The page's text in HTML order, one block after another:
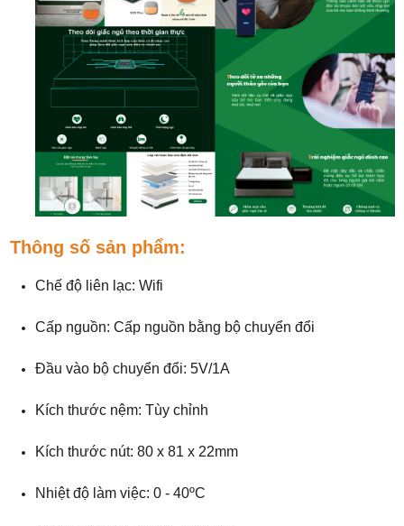
Thông số sản phẩm:
Chế độ liên lạc: Wifi
Cấp nguồn: Cấp nguồn bằng bộ chuyển đổi
Đầu vào bộ chuyển đổi: 5V/1A
Kích thước nệm: Tùy chỉnh
Kích thước nút: 80 x 81 x 22mm
Nhiệt độ làm việc: 0 - 40ºC